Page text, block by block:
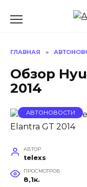
ГЛАВНАЯ »
Обзор
2014
АВТОНОВОСТИ
АВТОР
telexs
ПРОСМОТРОВ
8,1к.